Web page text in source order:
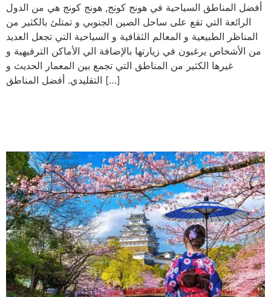
أفضل المناطق السياحية في هونج كونج, هونج كونج هي من الدول
الرائعة التي تقع على ساحل الصين الجنوبي و تمتلئ بالكثير من
المناظر الطبيعية و المعالم الثقافية و السياحية التي تجعل العديد
من الأشخاص يرغبون في زيارتها بالإضافة الي الأماكن الترفيهية و
غيرها الكثير من المناطق التي تجمع بين المعمار الحديث و
التقليدي. أفضل المناطق […]